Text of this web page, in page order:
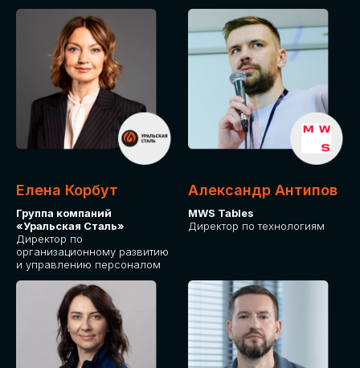
Елена Корбут
Группа компаний
«Уральская Сталь»
Директор по
организационному развитию
и управлению персоналом
Александр Антипов
MWS Tables
Директор по технологиям
СТАТЬ
СПИКЕРОМ
IT Solutions for Business